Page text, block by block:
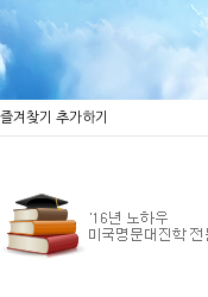
즐겨찾기 추가하기